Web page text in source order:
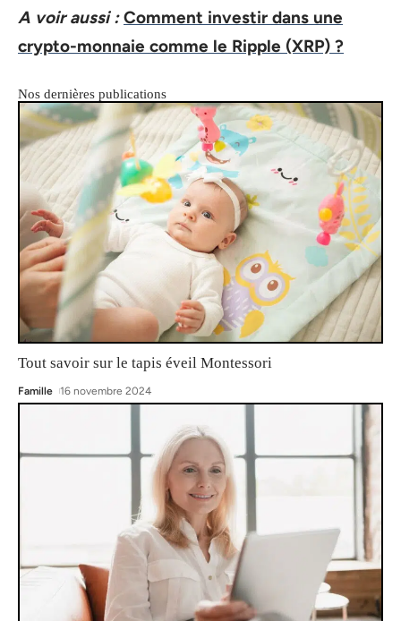
A voir aussi : Comment investir dans une
crypto-monnaie comme le Ripple (XRP) ?
Nos dernières publications
Tout savoir sur le tapis éveil Montessori
Famille 16 novembre 2024